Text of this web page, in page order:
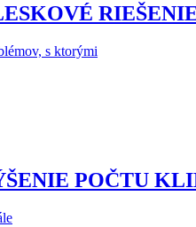
s ktorými
POČTU